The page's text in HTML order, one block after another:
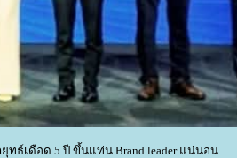
ธ์เดือด 5 ปี ขึ้นแท่น Brand leader แน่นอน